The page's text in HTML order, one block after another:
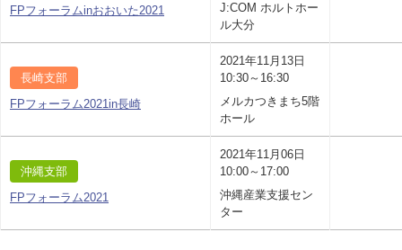
FPフォーラムinおおいた2021
J:COM ホルトホー
ル大分
長崎支部
FPフォーラム2021in長崎
2021年11月13日
10:30～16:30
メルカつきまち5階
ホール
沖縄支部
FPフォーラム2021
2021年11月06日
10:00～17:00
沖縄産業支援セン
ター